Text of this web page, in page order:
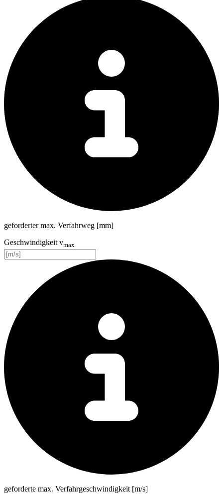
geforderter max. Verfahrweg [mm]
Geschwindigkeit vmax
geforderte max. Verfahrgeschwindigkeit [m/s]